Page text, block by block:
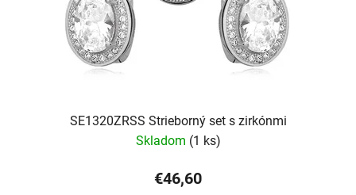
SE1320ZRSS Strieborný set s zirkónmi
Skladom (1 ks)
€46,60